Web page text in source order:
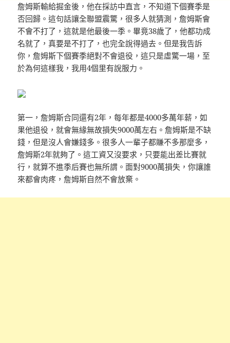
詹姆斯輸給掘金後，他在採訪中直言，不知道下個賽季是
否回歸。這句話讓全聯盟震驚，很多人就猜測，詹姆斯會
不會不打了，這就是他最後一季。畢竟38歲了，他都功成
名就了，真要是不打了，也完全說得過去。但是我告訴
你，詹姆斯下個賽季絕對不會退役，這只是虛驚一場，至
於為何這樣我，我用4個里有說服力。
第一，詹姆斯合同還有2年，每年都是4000多萬年薪，如
果他退役，就會無緣無故損失9000萬左右。詹姆斯是不缺
錢，但是沒人會嫌錢多。很多人一輩子都賺不多那麼多，
詹姆斯2年就夠了。這工資又沒要求，只要能出差比賽就
行，就算不進季后賽也無所謂。面對9000萬損失，你讓誰
來都會肉疼，詹姆斯自然不會放棄。